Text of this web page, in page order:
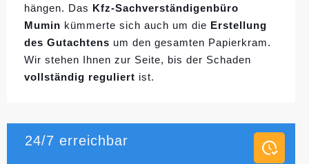
hängen. Das Kfz-Sachverständigenbüro
Mumin kümmerte sich auch um die Erstellung
des Gutachtens um den gesamten Papierkram.
Wir stehen Ihnen zur Seite, bis der Schaden
vollständig reguliert ist.
24/7 erreichbar